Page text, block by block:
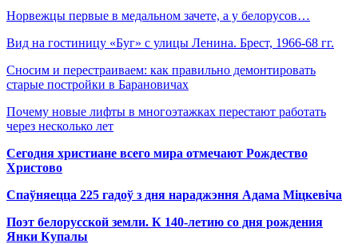
Норвежцы первые в медальном зачете, а у белорусов…
Вид на гостиницу «Буг» с улицы Ленина. Брест, 1966-68 гг.
Сносим и перестраиваем: как правильно демонтировать
старые постройки в Барановичах
Почему новые лифты в многоэтажках перестают работать
через несколько лет
Сегодня христиане всего мира отмечают Рождество
Христово
Спаўняецца 225 гадоў з дня нараджэння Адама Міцкевіча
Поэт белорусской земли. К 140-летию со дня рождения
Янки Купалы